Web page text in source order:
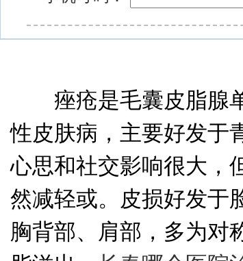
痤疮是毛囊皮脂腺
性皮肤病，主要好发于
心思和社交影响很大，
然减轻或。皮损好发于
胸背部、肩部，多为对